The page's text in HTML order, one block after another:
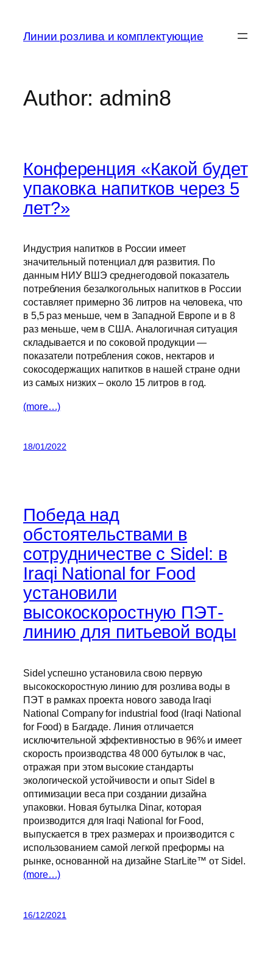
content
Линии розлива и комплектующие
Author: admin8
Конференция «Какой будет
упаковка напитков через 5
лет?»
Индустрия напитков в России имеет
значительный потенциал для развития. По
данным НИУ ВШЭ среднегодовой показатель
потребления безалкогольных напитков в России
составляет примерно 36 литров на человека, что
в 5,5 раз меньше, чем в Западной Европе и в 8
раз меньше, чем в США. Аналогичная ситуация
складывается и по соковой продукции —
показатели потребления соков, нектаров и
сокосодержащих напитков в нашей стране одни
из самых низких – около 15 литров в год.
(more…)
18/01/2022
Победа над
обстоятельствами в
сотрудничестве с Sidel: в
Iraqi National for Food
установили
высокоскоростную ПЭТ-
линию для питьевой воды
Sidel успешно установила свою первую
высокоскоростную линию для розлива воды в
ПЭТ в рамках проекта нового завода Iraqi
National Company for industrial food (Iraqi National
for Food) в Багдаде. Линия отличается
исключительной эффективностью в 96% и имеет
скорость производства 48 000 бутылок в час,
отражая при этом высокие стандарты
экологической устойчивости и опыт Sidel в
оптимизации веса при создании дизайна
упаковки. Новая бутылка Dinar, которая
производится для Iraqi National for Food,
выпускается в трех размерах и производится с
использованием самой легкой преформы на
рынке, основанной на дизайне StarLite™ от Sidel.
(more…)
16/12/2021